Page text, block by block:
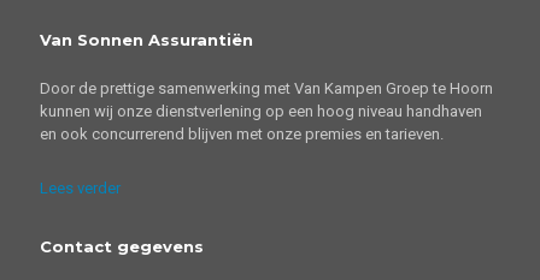
Van Sonnen Assurantiën
Door de prettige samenwerking met Van Kampen Groep te Hoorn
kunnen wij onze dienstverlening op een hoog niveau handhaven
en ook concurrerend blijven met onze premies en tarieven.
Lees verder
Contact gegevens